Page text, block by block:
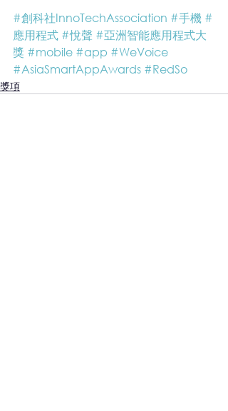
#創科社InnoTechAssociation #手機 #
應用程式 #悅聲 #亞洲智能應用程式大
獎 #mobile #app #WeVoice
#AsiaSmartAppAwards #RedSo
獎項